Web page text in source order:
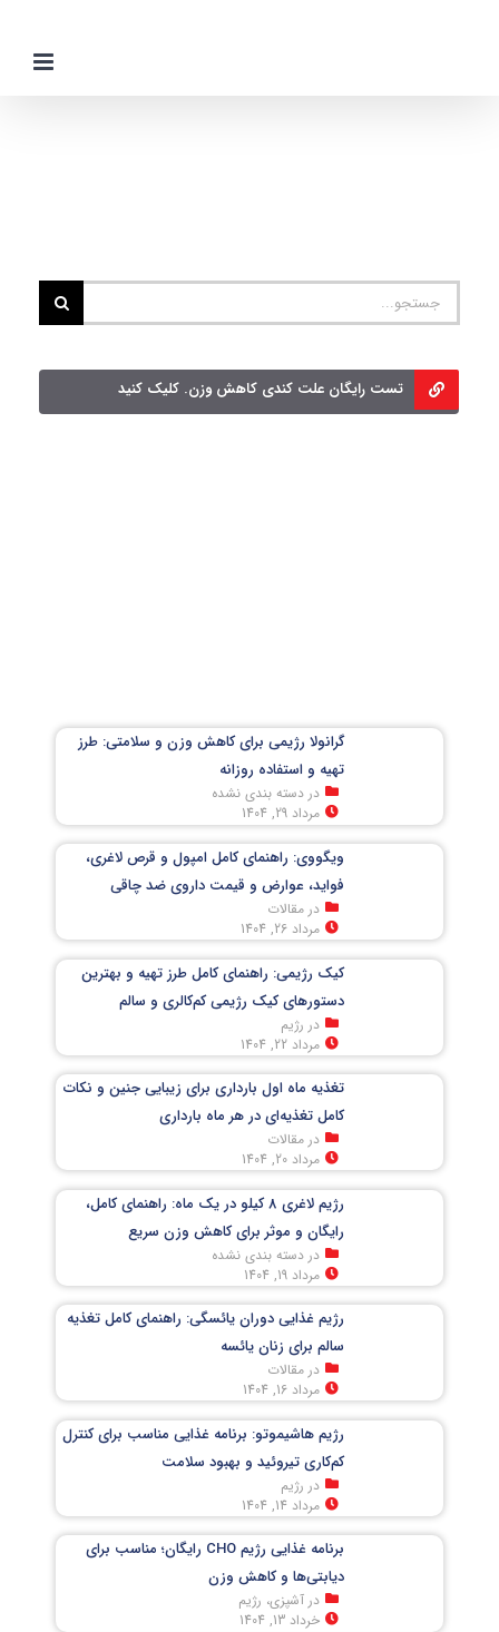
برای:
تست رایگان علت کندی کاهش وزن. کلیک کنید
گرانولا رژیمی برای کاهش وزن و سلامتی: طرز
تهیه و استفاده روزانه
در دسته بندی نشده
مرداد 29, 1404
ویگووی: راهنمای کامل امپول و قرص لاغری،
فواید، عوارض و قیمت داروی ضد چاقی
در مقالات
مرداد 26, 1404
کیک رژیمی: راهنمای کامل طرز تهیه و بهترین
دستورهای کیک رژیمی کم‌کالری و سالم
در رژیم
مرداد 22, 1404
تغذیه ماه اول بارداری برای زیبایی جنین و نکات
کامل تغذیه‌ای در هر ماه بارداری
در مقالات
مرداد 20, 1404
رژیم لاغری 8 کیلو در یک ماه: راهنمای کامل،
رایگان و موثر برای کاهش وزن سریع
در دسته بندی نشده
مرداد 19, 1404
رژیم غذایی دوران یائسگی: راهنمای کامل تغذیه
سالم برای زنان یائسه
در مقالات
مرداد 16, 1404
رژیم هاشیموتو: برنامه غذایی مناسب برای کنترل
کم‌کاری تیروئید و بهبود سلامت
در رژیم
مرداد 14, 1404
برنامه غذایی رژیم CHO رایگان؛ مناسب برای
دیابتی‌ها و کاهش وزن
در آشپزی، رژیم
خرداد 13, 1404